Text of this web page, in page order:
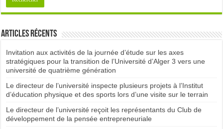
Articles récents
Invitation aux activités de la journée d’étude sur les axes
stratégiques pour la transition de l’Université d’Alger 3 vers une
université de quatrième génération
Le directeur de l’université inspecte plusieurs projets à l’Institut
d’éducation physique et des sports lors d’une visite sur le terrain
Le directeur de l’université reçoit les représentants du Club de
développement de la pensée entrepreneuriale